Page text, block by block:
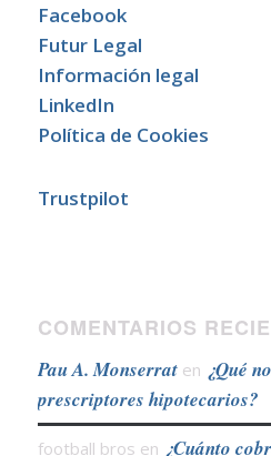
Facebook
Futur Legal
Información legal
LinkedIn
Política de Cookies
Trustpilot
COMENTARIOS
Pau A. Monserraten ¿Qué
prescriptores hipotecarios?
football bros en ¿Cuánto